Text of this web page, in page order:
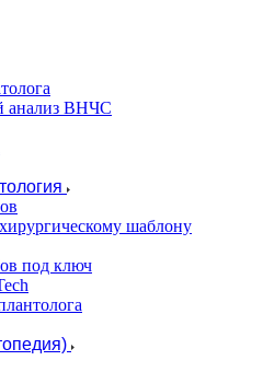
анализ ВНЧС
шаблону
под ключ